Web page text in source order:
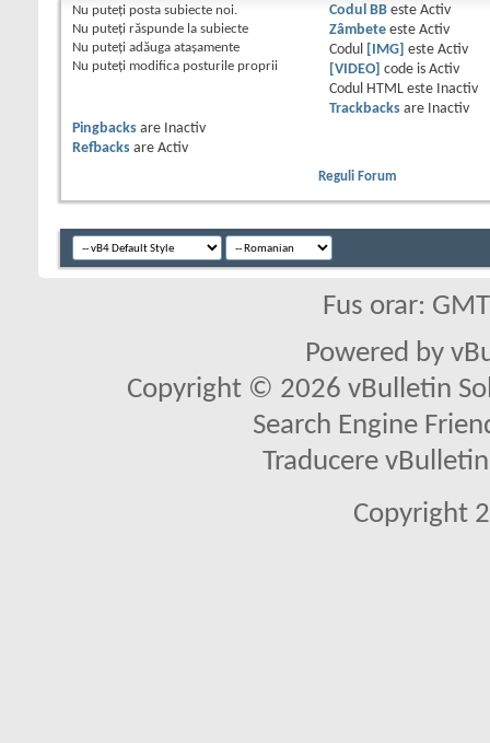
Nu puteţi posta subiecte noi.
Nu puteţi răspunde la subiecte
Nu puteţi adăuga ataşamente
Nu puteţi modifica posturile proprii
Codul BBeste Activ
Zâmbeteeste Activ
Codul
[IMG] este Activ
[VIDEO]
code is Activ
Codul HTML este
Inactiv
Trackbacksare
Inactiv
Pingbacks are
Inactiv
Refbacks are Activ
Reguli Forum
Fus orar:
Powered by
Copyright © 2026 vBulletin
Search Engine
Traducere
Copyright